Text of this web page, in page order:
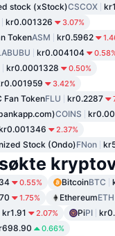
stock (xStock)CSCOX
kr0.001326 3.07%
TokenASM kr0.5962
kr0.004104
kr0.0001328 0.50%
3.42%
Fan TokenFLU kr0.2287
COINS
2.37%
Stock (Ondo)FNon
0.55% BitcoinBTC
1.75% EthereumETH
kr1.91 2.07% PiPI
0.66%